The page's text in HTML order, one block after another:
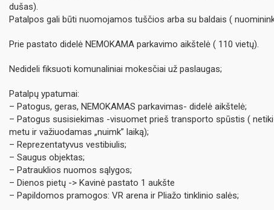
dušas).
Patalpos gali būti nuomojamos tuščios arba su baldais (
Prie pastato didelė NEMOKAMA parkavimo aikštelė ( 110 vietų).
Nedideli fiksuoti komunaliniai mokesčiai už paslaugas;
Patalpų ypatumai:
– Patogus, geras, NEMOKAMAS parkavimas- didelė aikštelė;
– Patogus susisiekimas -visuomet prieš transporto spūstis (
metu ir važiuodamas „nuimk” laiką);
– Reprezentatyvus vestibiulis;
– Saugus objektas;
– Patrauklios nuomos sąlygos;
– Dienos pietų -> Kavinė pastato 1 aukšte
– Papildomos pramogos: VR arena ir Pliažo tinklinio salės;